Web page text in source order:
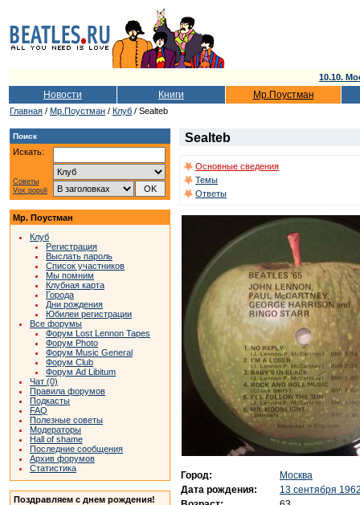
10.10.
Новости Книги Мр.Поустман
Главная / Мр.Поустман / Клуб / Sealteb
Поиск
Искать:
Советы
Vox populi
Мр. Поустман
Клуб
Регистрация
Выслать пароль
Список участников
Мы помним
Клубная карта
Города
Дни рождения
Юбилеи регистрации
Все форумы
Форум Lost Lennon Tapes
Форум Photo
Форум Music General
Форум Club
Форум Ad Libitum
Чат (0)
Правила форумов
Подкасты
FAQ
Полезные советы
Модераторы
Hall of shame
Последние сообщения
Архив форумов
Статистика
Поздравляем с днем рождения!
Sealteb
Основные сведения
Темы
Ответы
Город:
Москва
Дата рождения:
13 сентября